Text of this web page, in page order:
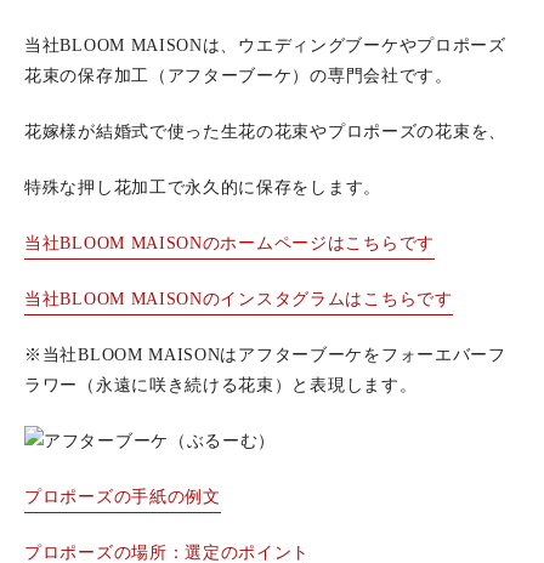
当社BLOOM MAISONは、ウエディングブーケやプロポーズ
花束の保存加工（アフターブーケ）の専門会社です。
花嫁様が結婚式で使った生花の花束やプロポーズの花束を、
特殊な押し花加工で永久的に保存をします。
当社BLOOM MAISONのホームページはこちらです
当社BLOOM MAISONのインスタグラムはこちらです
※当社BLOOM MAISONはアフターブーケをフォーエバーフ
ラワー（永遠に咲き続ける花束）と表現します。
プロポーズの手紙の例文
プロポーズの場所：選定のポイント